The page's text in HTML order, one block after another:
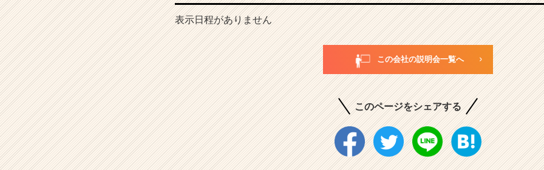
表示日程がありません
この会社の説明会一覧へ
このページをシェアする